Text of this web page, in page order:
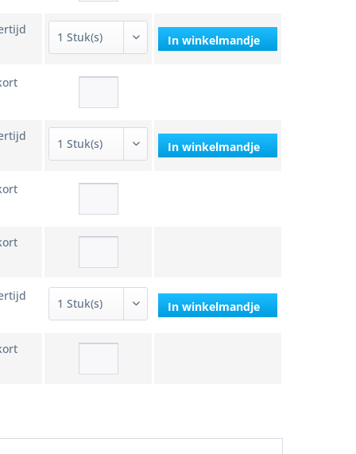
In winkelmandje
In winkelmandje
In winkelmandje